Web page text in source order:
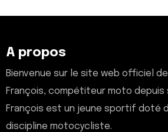
A propos
Bienvenue sur le site web officiel de
François, compétiteur moto depuis
François est un jeune sportif doté
discipline motocycliste.